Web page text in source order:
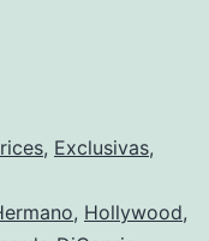
, Exclusivas,
, Hollywood,